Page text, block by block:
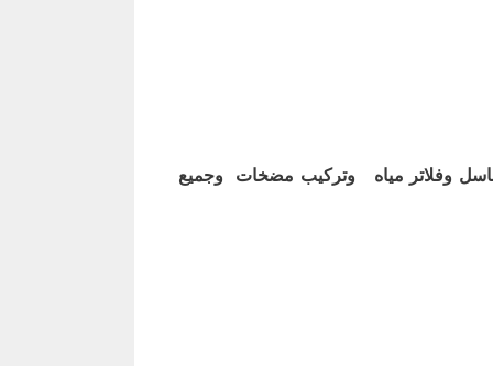
وفلاتر مياه وتركيب مضخات وجميع